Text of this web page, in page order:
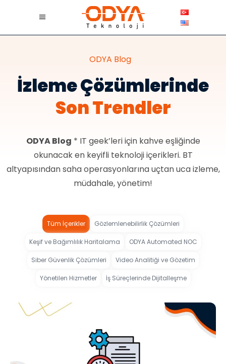
ODYA Blog
İzleme Çözümlerinde
Son Trendler
ODYA Blog * IT geek’leri için kahve eşliğinde
okunacak en keyifli teknoloji içerikleri. BT
altyapısından saha operasyonlarına uçtan uca izleme,
müdahale, yönetim!
Gözlemlenebilirlik Çözümleri
Keşif ve Bağımlılık Haritalama ODYA Automated NOC
Siber Güvenlik Çözümleri Video Analitiği ve Gözetim
Yönetilen Hizmetler İş Süreçlerinde Dijitalleşme
Tüm İçerikler